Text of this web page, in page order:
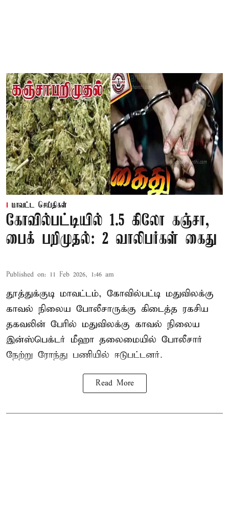
மாவட்ட செய்திகள்
கோவில்பட்டியில் 1.5 கிலோ கஞ்சா,
பைக் பறிமுதல்: 2 வாலிபர்கள் கைது
Published on: 11 Feb 2026, 1:46 am
தூத்துக்குடி மாவட்டம், கோவில்பட்டி மதுவிலக்கு
காவல் நிலைய போலீசாருக்கு கிடைத்த ரகசிய
தகவலின் பேரில் மதுவிலக்கு காவல் நிலைய
இன்ஸ்பெக்டர் மீஹா தலைமையில் போலீசார்
நேற்று ரோந்து பணியில் ஈடுபட்டனர்.
Read More